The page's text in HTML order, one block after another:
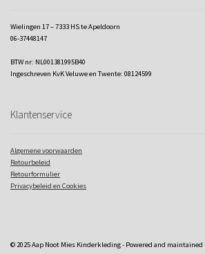
Wielingen 17 – 7333 HS te Apeldoorn
06-37448147
BTW nr: NL001381995B40
Ingeschreven KvK Veluwe en Twente: 08124599
Klantenservice
Algemene voorwaarden
Retourbeleid
Retourformulier
Privacybeleid en Cookies
© 2025 Aap Noot Mies Kinderkleding - Powered and